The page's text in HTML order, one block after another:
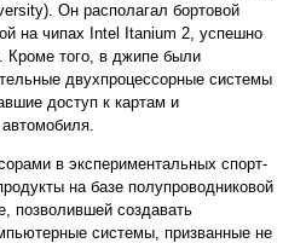
Он располагал бортовой
на чипах Intel Itanium 2, успешно
Кроме того, в джипе были
двухпроцессорные системы
доступ к картам и
в экспериментальных спорт-
на базе полупроводниковой
позволившей создавать
системы, призванные не